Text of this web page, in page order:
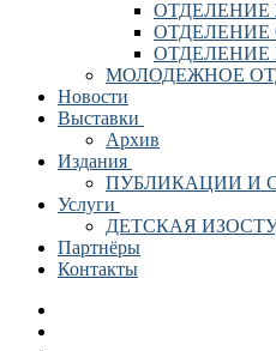
ОТДЕЛЕНИЕ
МОЛОДЕЖНОЕ
Новости
Выставки
Архив
Издания
ПУБЛИКАЦИИ И
Услуги
ДЕТСКАЯ
Партнёры
Контакты